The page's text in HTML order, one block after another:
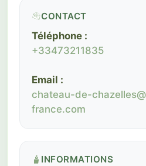
CONTACT
Téléphone :
+33473211835
Email :
chateau-de-
france.com
INFORMATIONS